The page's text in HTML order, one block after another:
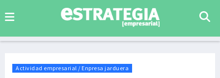
Actividad empresarial / Enpresa jarduera